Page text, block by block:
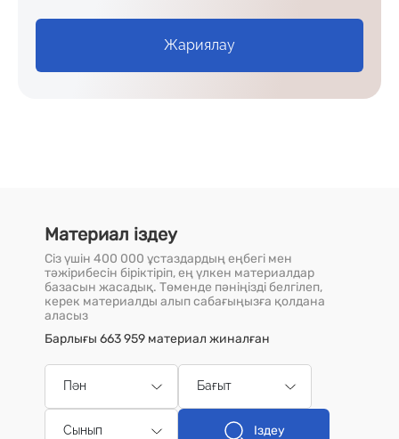
Жариялау
Материал іздеу
Сіз үшін 400 000 ұстаздардың еңбегі мен
тәжірибесін біріктіріп, ең үлкен материалдар
базасын жасадық. Төменде пәніңізді белгілеп,
керек материалды алып сабағыңызға қолдана
аласыз
Барлығы 663 959 материал жиналған
Пән Бағыт
Сынып Іздеу